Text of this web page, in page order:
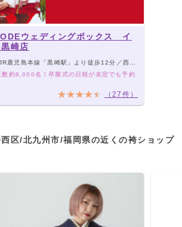
ウェディングボックス イ
崎店
線「黒崎駅」より徒歩12分／西鉄バスで「国道東曲里町」下車、バス停そば
数約8,000名！卒業式の日程が未定でも予約
（27件）
区/北九州市/福岡県の近くの袴ショップ